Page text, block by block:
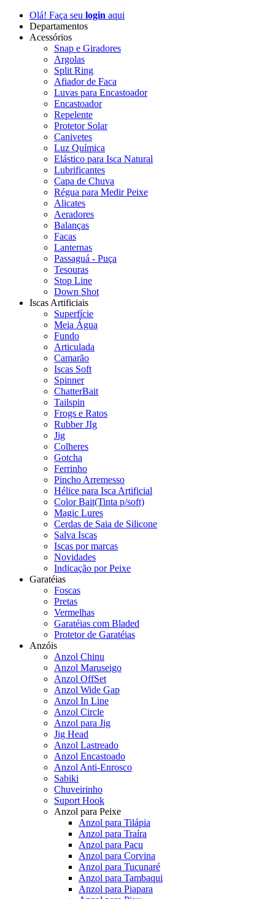
Olá! Faça seu login aqui
Departamentos
Acessórios
Snap e Giradores
Argolas
Split Ring
Afiador de Faca
Luvas para Encastoador
Encastoador
Repelente
Protetor Solar
Canivetes
Luz Química
Elástico para Isca Natural
Lubrificantes
Capa de Chuva
Régua para Medir Peixe
Alicates
Aeradores
Balanças
Facas
Lanternas
Passaguá - Puça
Tesouras
Stop Line
Down Shot
Iscas Artificiais
Superfície
Meia Água
Fundo
Articulada
Camarão
Iscas Soft
Spinner
ChatterBait
Tailspin
Frogs e Ratos
Rubber JIg
Jig
Colheres
Gotcha
Ferrinho
Pincho Arremesso
Hélice para Isca Artificial
Color Bait(Tinta p/soft)
Magic Lures
Cerdas de Saia de Silicone
Salva Iscas
Iscas por marcas
Novidades
Indicação por Peixe
Garatéias
Foscas
Pretas
Vermelhas
Garatéias com Bladed
Protetor de Garatéias
Anzóis
Anzol Chinu
Anzol Maruseigo
Anzol OffSet
Anzol Wide Gap
Anzol In Line
Anzol Circle
Anzol para Jig
Jig Head
Anzol Lastreado
Anzol Encastoado
Anzol Anti-Enrosco
Sabiki
Chuveirinho
Suport Hook
Anzol para Peixe
Anzol para Tilápia
Anzol para Traíra
Anzol para Pacu
Anzol para Corvina
Anzol para Tucunaré
Anzol para Tambaqui
Anzol para Piapara